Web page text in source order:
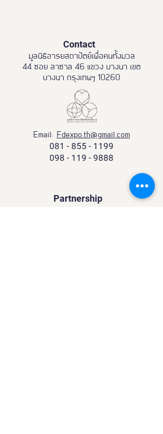
Contact
มูลนิธิอารยสถาปัตย์เพื่อคนทั้งมวล
44 ซอย ลาซาล 46 แขวง บางนา เขต
บางนา กรุงเทพฯ 10260
Email: Fdexpo.th@gmail.com
081 - 855 - 1199
098 - 119 - 9888
Partnership